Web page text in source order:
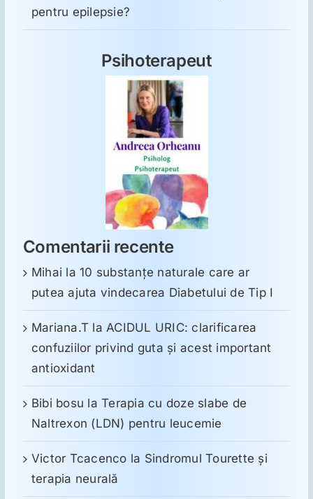
pentru epilepsie?
Psihoterapeut
Comentarii recente
Mihai la10 substanţe naturale care ar
putea ajuta vindecarea Diabetului de Tip I
Mariana.T la ACIDUL URIC: clarificarea
confuziilor privind guta și acest important
antioxidant
Bibi bosu laTerapia cu doze slabe de
Naltrexon (LDN) pentru leucemie
Victor Tcacenco la Sindromul Tourette şi
terapia neurală